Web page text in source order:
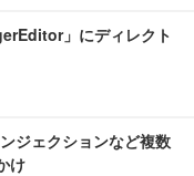
」にディレクト
ジェクションなど複数
け